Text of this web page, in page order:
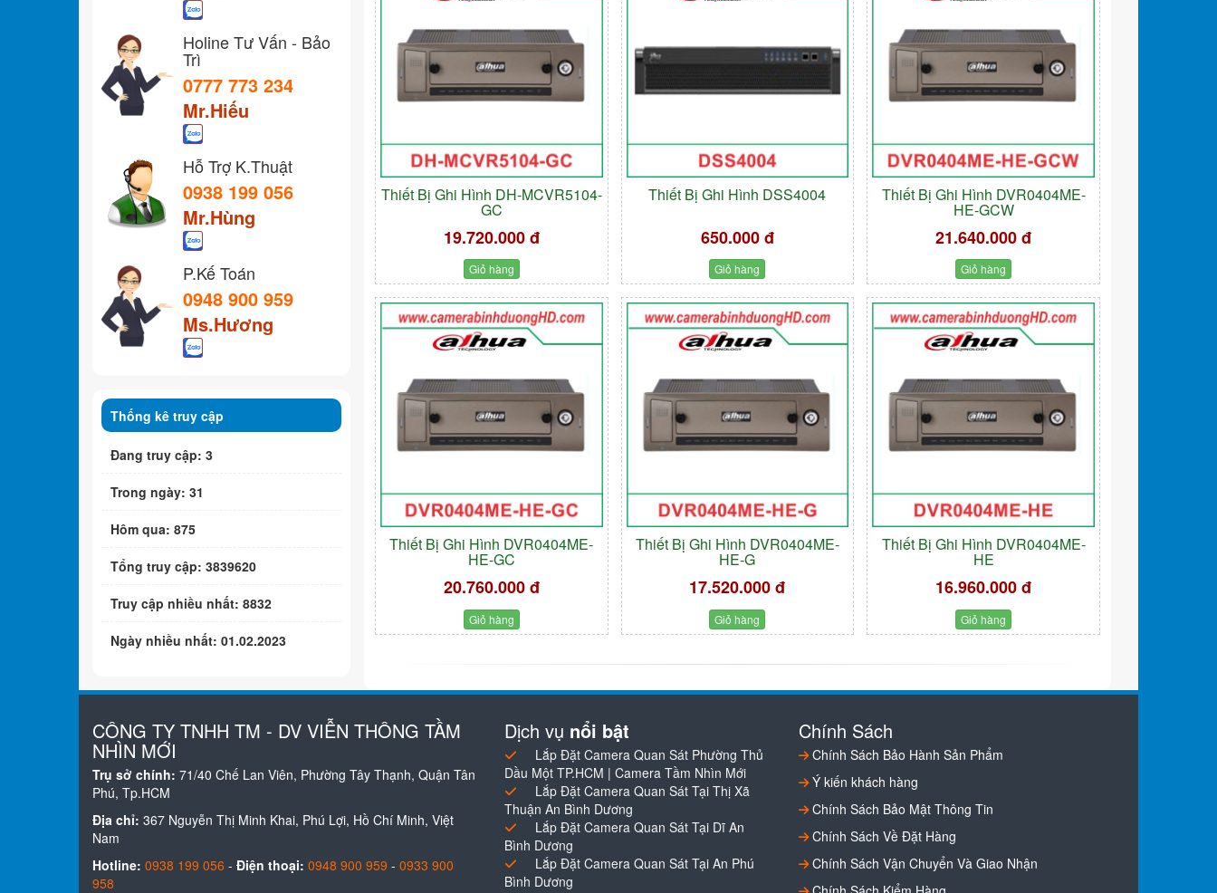
Thiết Bị Ghi Hình DH-MCVR5104-
GC
19.720.000 đ
Giỏ hàng
Thiết Bị Ghi Hình DSS4004
650.000 đ
Giỏ hàng
Thiết Bị Ghi Hình DVR0404ME-
HE-GCW
21.640.000 đ
Giỏ hàng
Thiết Bị Ghi Hình DVR0404ME-
HE-GC
20.760.000 đ
Giỏ hàng
Thiết Bị Ghi Hình DVR0404ME-
HE-G
17.520.000 đ
Giỏ hàng
Thiết Bị Ghi Hình DVR0404ME-
HE
16.960.000 đ
Giỏ hàng
Holine Tư Vấn - Bảo
Trì
0777 773 234
Mr.Hiếu
Hỗ Trợ K.Thuật
0938 199 056
Mr.Hùng
P.Kế Toán
0948 900 959
Ms.Hương
Thống kê truy cập
Đang truy cập: 3
Trong ngày: 31
Hôm qua: 875
Tổng truy cập: 3839620
Truy cập nhiều nhất: 8832
Ngày nhiều nhất: 01.02.2023
CÔNG TY TNHH TM - DV VIỄN THÔNG TẦM
NHÌN MỚI
Trụ sở chính: 71/40 Chế Lan Viên, Phường Tây Thạnh, Quận Tân
Phú, Tp.HCM
Địa chỉ: 367 Nguyễn Thị Minh Khai, Phú Lợi, Hồ Chí Minh, Việt
Nam
Hotline: 0938 199 056 - Điện thoại: 0948 900 959 - 0933 900
958
Dịch vụ nổi bật
Lắp Đặt Camera Quan Sát Phường Thủ
Dầu Một TP.HCM | Camera Tầm Nhìn Mới
Lắp Đặt Camera Quan Sát Tại Thị Xã
Thuận An Bình Dương
Lắp Đặt Camera Quan Sát Tại Dĩ An
Bình Dương
Lắp Đặt Camera Quan Sát Tại An Phú
Bình Dương
Chính Sách
Chính Sách Bảo Hành Sản Phẩm
Ý kiến khách hàng
Chính Sách Bảo Mật Thông Tin
Chính Sách Về Đặt Hàng
Chính Sách Vận Chuyển Và Giao Nhận